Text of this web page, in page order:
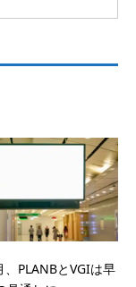
PLANBとVGIは早